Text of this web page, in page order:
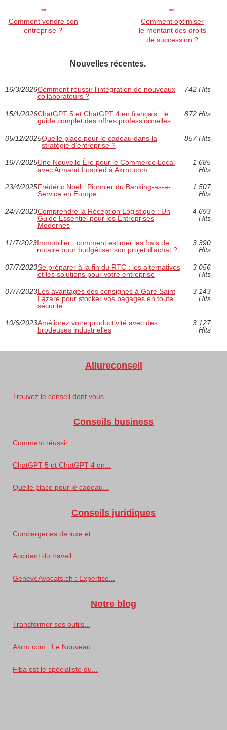
Comment vendre son
entreprise ?
Comment optimiser
le montant des droits
de succession ?
Nouvelles récentes.
16/3/2026Comment réussir l'intégration de nouveaux
collaborateurs ?
742 Hits
15/1/2026ChatGPT 5 et ChatGPT 4 en français : le
guide complet des offres professionnelles
872 Hits
05/12/2025Quelle place pour le cadeau dans la
stratégie d’entreprise ?
857 Hits
16/7/2025Une Nouvelle Ère pour le Commerce Local
avec Armand Lospied à Akrro.com
1 685
Hits
23/4/2025Frédéric Noël : Pionnier du Banking-as-a-
Service en Europe
1 507
Hits
24/7/2023Comprendre la Réception Logistique : Un
Guide Essentiel pour les Entreprises
Modernes
4 693
Hits
11/7/2023Immobilier : comment estimer les frais de
notaire pour budgétiser son projet d'achat ?
3 390
Hits
07/7/2023Se préparer à la fin du RTC : les alternatives
et les solutions pour votre entreprise
3 056
Hits
07/7/2023Les avantages des consignes à Gare Saint
Lazare pour stocker vos bagages en toute
sécurité
3 143
Hits
10/6/2023Améliorez votre productivité avec des
brodeuses industrielles
3 127
Hits
Allureconseil
Trouvez le conseil dont vous...
Conseils business
Comment réussir...
ChatGPT 5 et ChatGPT 4 en...
Quelle place pour le cadeau...
Conseils juridiques
Conciergeries de luxe et...
Accident du travail :...
GeneveAvocats.ch : Expertise...
Notre blog
Transformer ses outils...
Akrro.com : Le Nouveau...
Fiba est le spécialiste du...